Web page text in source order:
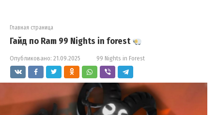
Главная страница
Гайд по Ram 99 Nights in forest
Опубликовано: 21.09.2025 99 Nights in Forest